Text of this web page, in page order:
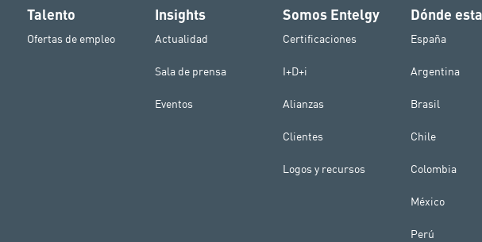
Talento
Ofertas de empleo
Insights
Actualidad
Sala de prensa
Eventos
Somos Entelgy
Certificaciones
I+D+i
Alianzas
Clientes
Logos y recursos
Dónde
España
Argentina
Brasil
Chile
Colombia
México
Perú